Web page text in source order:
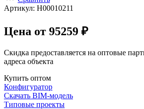
Артикул: Н00010211
Цена от 95259 ₽
Скидка предоставляется на оптовые
адреса объекта
Купить оптом
Конфигуратор
Скачать BIM-модель
Типовые проекты